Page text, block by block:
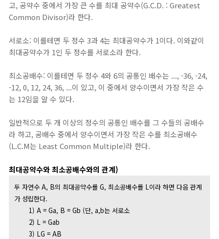
고, 공약수 중에서 가장 큰 수를 최대 공약수(G.C.D. : Greatest
Common Divisor)라 한다.
서로소: 이를테면 두 정수 3과 4는 최대공약수가 1이다. 이와같이
최대공약수가 1인 두 정수를 서로소라 한다.
최소공배수: 이를테면 두 정수 4와 6의 공통인 배수는 ..., -36, -24,
-12, 0, 12, 24, 36, ...이 있고, 이 중에서 양수이면서 가장 작은 수
는 12임을 알 수 있다.
일반적으로 두 개 이상의 정수의 공통인 배수를 그 수들의 공배수
라 하고, 공배수 중에서 양수이면서 가장 작은 수를 최소공배수
(L.C.M는 Least Common Multiple)라 한다.
최대공약수와 최소공배수와의 관계)
두 자연수 A, B의 최대공약수를 G, 최소공배수를 L이라 하면 다음 관계
가 성립한다.
1) A = Ga, B = Gb (단, a,b는 서로소
2) L = Gab
3) LG = AB